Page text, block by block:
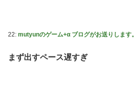
22: mutyunのゲーム+α ブログがお送りします。
まず出すペース遅すぎ